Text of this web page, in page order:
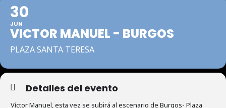
30
JUN
VICTOR MANUEL - BURGOS
PLAZA SANTA TERESA
Detalles del evento
Víctor Manuel, esta vez se subirá al escenario de Burgos- Plaza